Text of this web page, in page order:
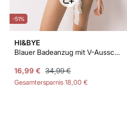
-51%
HI&BYE
Blauer Badeanzug mit V-Ausschnitt
16,99 € 34,99 €
Gesamtersparnis 18,00 €